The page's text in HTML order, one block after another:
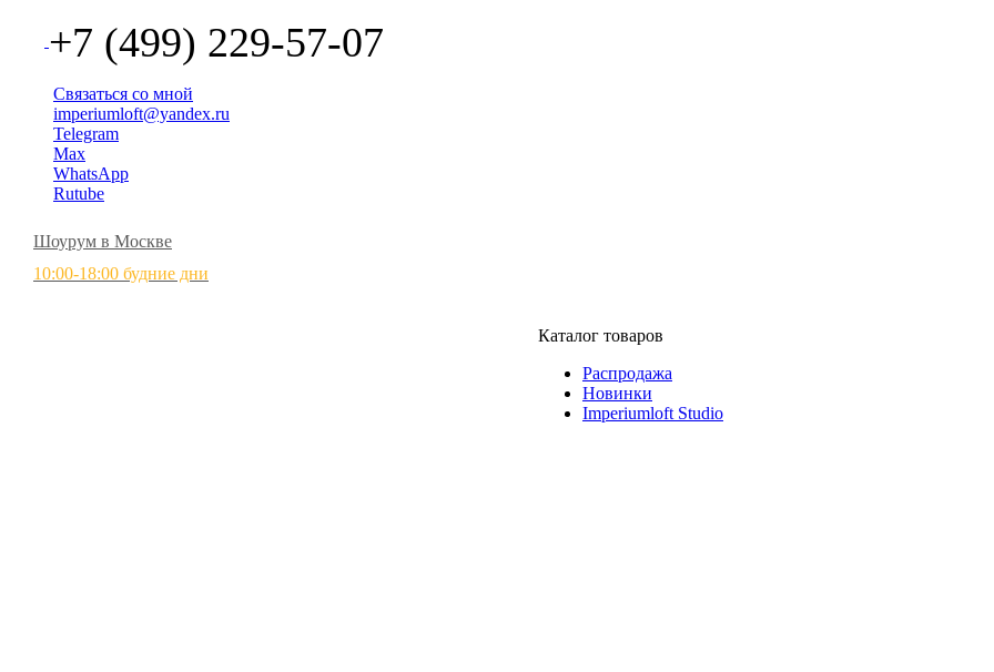
+7 (499) 229-57-07
Связаться со мной
imperiumloft@yandex.ru
Telegram
Max
WhatsApp
Rutube
Шоурум в Москве
10:00-18:00 будние дни
Каталог товаров
Распродажа
Новинки
Imperiumloft Studio